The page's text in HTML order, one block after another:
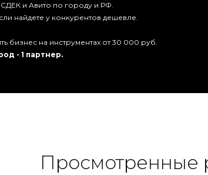
и Авито по городу и РФ.
найдете у конкурентов дешевле.
бизнес на инструментах от 30 000 руб.
- 1 партнер.
Просмотренные